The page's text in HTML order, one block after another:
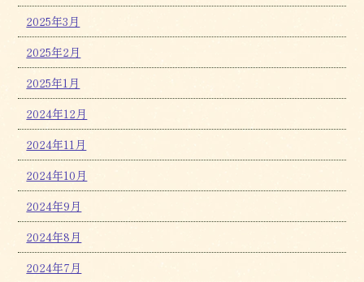
2025年3月
2025年2月
2025年1月
2024年12月
2024年11月
2024年10月
2024年9月
2024年8月
2024年7月